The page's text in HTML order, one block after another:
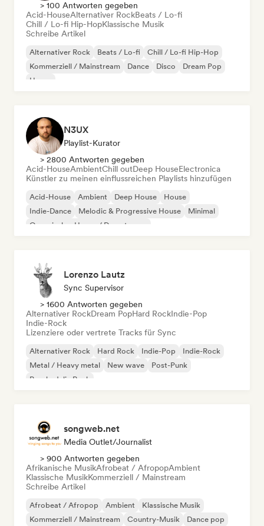
> 100 Antworten gegeben
Acid-HouseAlternativer RockBeats / Lo-fi
Chill / Lo-fi Hip-HopKlassische Musik
Schreibe Artikel
Alternativer Rock Beats / Lo-fi
Chill / Lo-fi Hip-Hop
Kommerziell / Mainstream
Dance Disco
Dream Pop
House
N3UX
Playlist-Kurator
> 2800 Antworten gegeben
Acid-HouseAmbientChill outDeep HouseElectronica
Künstler zu meinen einflussreichen Playlists hinzufügen
Acid-House Ambient Deep House
House
Indie-Dance
Melodic & Progressive House
Minimal
Organischer House / Downtempo
Lorenzo Lautz
Sync Supervisor
> 1600 Antworten gegeben
Alternativer RockDream PopHard RockIndie-Pop
Indie-Rock
Lizenziere oder vertrete Tracks für Sync
Alternativer Rock Hard Rock Indie-Pop
Indie-Rock
Metal / Heavy metal
New wave
Post-Punk
Psychedelic Rock
songweb.net
Media Outlet/Journalist
> 900 Antworten gegeben
Afrikanische MusikAfrobeat / AfropopAmbient
Klassische MusikKommerziell / Mainstream
Schreibe Artikel
Afrobeat / Afropop Ambient
Klassische Musik
Kommerziell / Mainstream
Country-Musik Dance pop